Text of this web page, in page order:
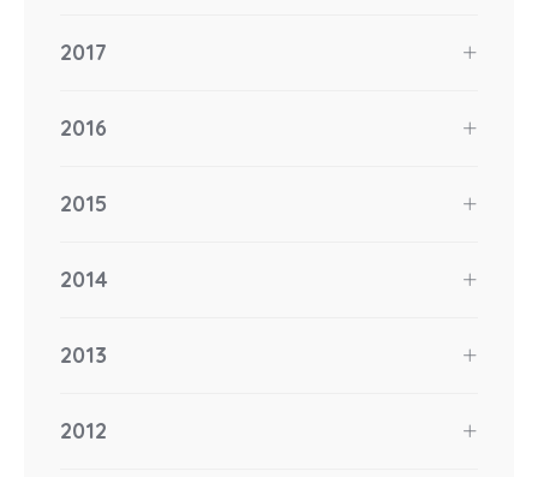
2017
2016
2015
2014
2013
2012